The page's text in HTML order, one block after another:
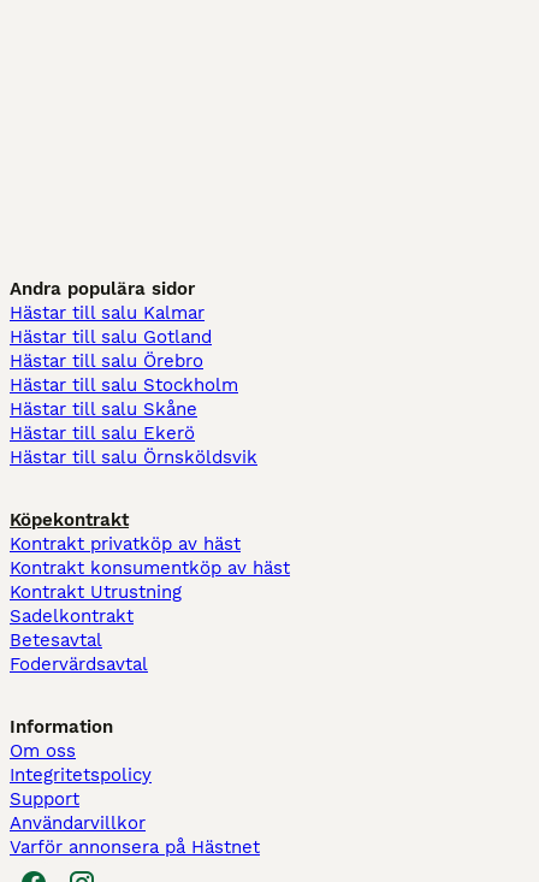
Andra populära sidor
Hästar till salu Kalmar
Hästar till salu Gotland
Hästar till salu Örebro
Hästar till salu Stockholm
Hästar till salu Skåne
Hästar till salu Ekerö
Hästar till salu Örnsköldsvik
Köpekontrakt
Kontrakt privatköp av häst
Kontrakt konsumentköp av häst
Kontrakt Utrustning
Sadelkontrakt
Betesavtal
Fodervärdsavtal
Information
Om oss
Integritetspolicy
Support
Användarvillkor
Varför annonsera på Hästnet